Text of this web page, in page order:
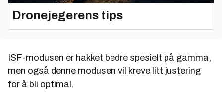
Dronejegerens tips
ISF-modusen er hakket bedre spesielt på gamma,
men også denne modusen vil kreve litt justering
for å bli optimal.